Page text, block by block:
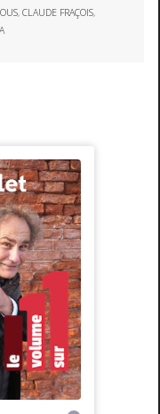
,CLAUDE FRAÇOIS,